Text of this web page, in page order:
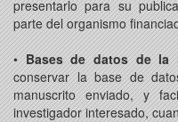
presentarlo para su
parte del organismo
•Bases de datos de la
conservar la base de
manuscrito enviado, y
investigador interesado,